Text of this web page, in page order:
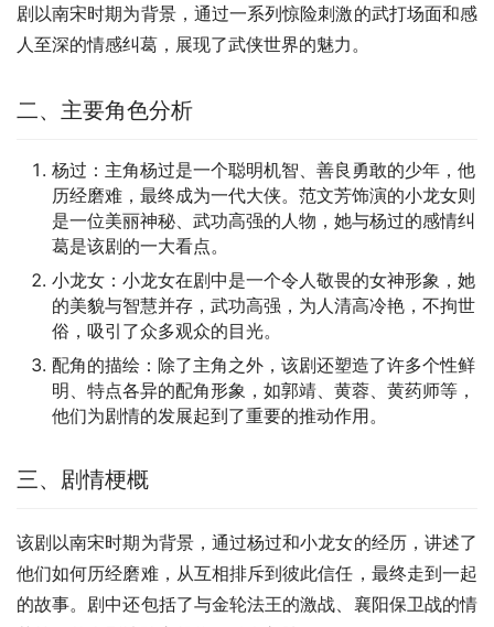
剧以南宋时期为背景，通过一系列惊险刺激的武打场面和感
人至深的情感纠葛，展现了武侠世界的魅力。
二、主要角色分析
杨过：主角杨过是一个聪明机智、善良勇敢的少年，他
历经磨难，最终成为一代大侠。范文芳饰演的小龙女则
是一位美丽神秘、武功高强的人物，她与杨过的感情纠
葛是该剧的一大看点。
小龙女：小龙女在剧中是一个令人敬畏的女神形象，她
的美貌与智慧并存，武功高强，为人清高冷艳，不拘世
俗，吸引了众多观众的目光。
配角的描绘：除了主角之外，该剧还塑造了许多个性鲜
明、特点各异的配角形象，如郭靖、黄蓉、黄药师等，
他们为剧情的发展起到了重要的推动作用。
三、剧情梗概
该剧以南宋时期为背景，通过杨过和小龙女的经历，讲述了
他们如何历经磨难，从互相排斥到彼此信任，最终走到一起
的故事。剧中还包括了与金轮法王的激战、襄阳保卫战的情